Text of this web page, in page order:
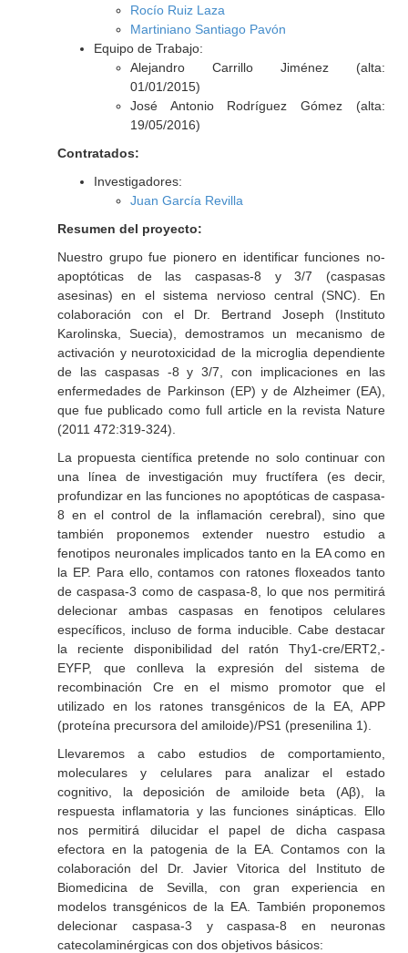
Rocío Ruiz Laza
Martiniano Santiago Pavón
Equipo de Trabajo:
Alejandro Carrillo Jiménez (alta:
01/01/2015)
José Antonio Rodríguez Gómez (alta:
19/05/2016)
Contratados:
Investigadores:
Juan García Revilla
Resumen del proyecto:
Nuestro grupo fue pionero en identificar funciones no-
apoptóticas de las caspasas-8 y 3/7 (caspasas
asesinas) en el sistema nervioso central (SNC). En
colaboración con el Dr. Bertrand Joseph (Instituto
Karolinska, Suecia), demostramos un mecanismo de
activación y neurotoxicidad de la microglia dependiente
de las caspasas -8 y 3/7, con implicaciones en las
enfermedades de Parkinson (EP) y de Alzheimer (EA),
que fue publicado como full article en la revista Nature
(2011 472:319-324).
La propuesta científica pretende no solo continuar con
una línea de investigación muy fructífera (es decir,
profundizar en las funciones no apoptóticas de caspasa-
8 en el control de la inflamación cerebral), sino que
también proponemos extender nuestro estudio a
fenotipos neuronales implicados tanto en la EA como en
la EP. Para ello, contamos con ratones floxeados tanto
de caspasa-3 como de caspasa-8, lo que nos permitirá
delecionar ambas caspasas en fenotipos celulares
específicos, incluso de forma inducible. Cabe destacar
la reciente disponibilidad del ratón Thy1-cre/ERT2,-
EYFP, que conlleva la expresión del sistema de
recombinación Cre en el mismo promotor que el
utilizado en los ratones transgénicos de la EA, APP
(proteína precursora del amiloide)/PS1 (presenilina 1).
Llevaremos a cabo estudios de comportamiento,
moleculares y celulares para analizar el estado
cognitivo, la deposición de amiloide beta (Aβ), la
respuesta inflamatoria y las funciones sinápticas. Ello
nos permitirá dilucidar el papel de dicha caspasa
efectora en la patogenia de la EA. Contamos con la
colaboración del Dr. Javier Vitorica del Instituto de
Biomedicina de Sevilla, con gran experiencia en
modelos transgénicos de la EA. También proponemos
delecionar caspasa-3 y caspasa-8 en neuronas
catecolaminérgicas con dos objetivos básicos: